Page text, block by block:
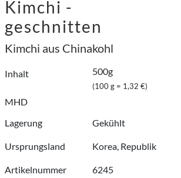
Kimchi -
geschnitten
Kimchi aus Chinakohl
Inhalt 500g
(100 g = 1,32 €)
MHD
Lagerung
Gekühlt
Ursprungsland Korea, Republik
Artikelnummer 6245